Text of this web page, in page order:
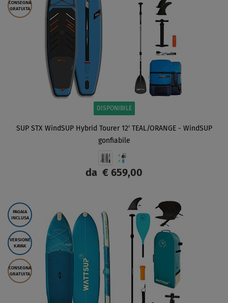
CONSEGNA
GRATUITA
DISPONIBILE
SUP STX WindSUP Hybrid Tourer 12' TEAL/ORANGE - WindSUP
gonfiabile
da € 659,00
PAGAIA
INCLUSA
VERSIONE
KAYAK
CONSEGNA
GRATUITA